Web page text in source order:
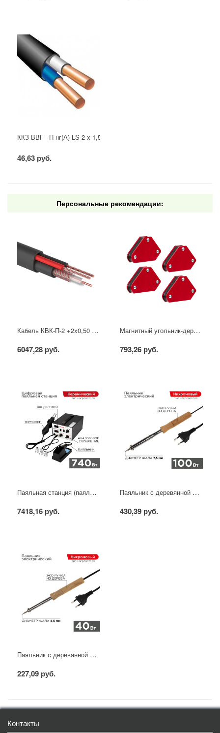
ККЗ ВВГ - П нг(А)-LS 2 х 1,5 ГОСТ
46,63 руб.
Персональные рекомендации:
Кабель КВК-П-2 +2x0,50 мм² (Cu/CCA) (96) черный, 200 м, PROconnect
6047,28 руб.
Магнитный угольник-держатель для сварки набор 4 шт. на 4 кг REXANT
793,26 руб.
Паяльная станция (паяльник + фен), модель R852AD+, 100-500°C, LED дисплей REXANT
7418,16 руб.
Паяльник с деревянной ручкой, серия WOOD, 100Вт, 230В, блистер PROconnect
430,39 руб.
Паяльник с деревянной ручкой, серия WOOD, 40Вт, 230В, блистер PROconnect
227,09 руб.
Контакты